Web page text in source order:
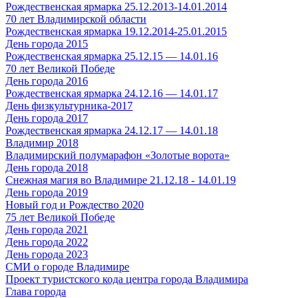
Рождественская ярмарка 25.12.2013-14.01.2014
70 лет Владимирской области
Рождественская ярмарка 19.12.2014-25.01.2015
День города 2015
Рождественская ярмарка 25.12.15 — 14.01.16
70 лет Великой Победе
День города 2016
Рождественская ярмарка 24.12.16 — 14.01.17
День физкультурника-2017
День города 2017
Рождественская ярмарка 24.12.17 — 14.01.18
Владимир 2018
Владимирский полумарафон «Золотые ворота»
День города 2018
Снежная магия во Владимире 21.12.18 - 14.01.19
День города 2019
Новый год и Рождество 2020
75 лет Великой Победе
День города 2021
День города 2022
День города 2023
СМИ о городе Владимире
Проект туристского кода центра города Владимира
Глава города